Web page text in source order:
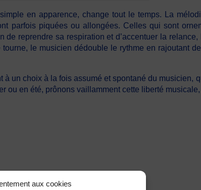
aux cookies
en apparence, change tout le temps. La
parfois piquées ou allongées. Celles qui sont
reprendre sa respiration et d’accentuer la relance,
le musicien dédouble le rythme en rajoutant
un choix à la fois assumé et spontané du musicien,
en été, prônons vaillamment cette liberté